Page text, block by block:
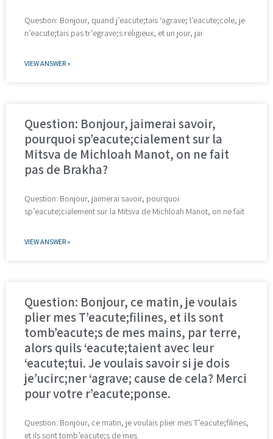
Question: Bonjour, quand j’eacute;tais ‘agrave; l’eacute;cole, je
n’eacute;tais pas tr’egrave;s religieux, et un jour, jai
VIEW ANSWER »
Question: Bonjour, jaimerai savoir,
pourquoi sp’eacute;cialement sur la
Mitsva de Michloah Manot, on ne fait
pas de Brakha?
Question: Bonjour, jaimerai savoir, pourquoi
sp’eacute;cialement sur la Mitsva de Michloah Manot, on ne fait
VIEW ANSWER »
Question: Bonjour, ce matin, je voulais
plier mes T’eacute;filines, et ils sont
tomb’eacute;s de mes mains, par terre,
alors quils ‘eacute;taient avec leur
‘eacute;tui. Je voulais savoir si je dois
je’ucirc;ner ‘agrave; cause de cela? Merci
pour votre r’eacute;ponse.
Question: Bonjour, ce matin, je voulais plier mes T’eacute;filines,
et ils sont tomb’eacute;s de mes